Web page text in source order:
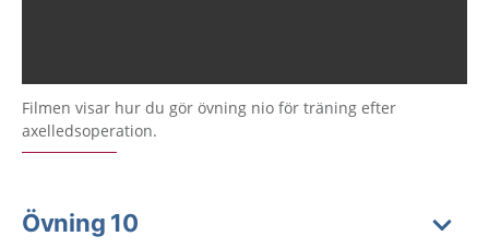
Filmen visar hur du gör övning nio för träning efter
axelledsoperation.
Övning 10